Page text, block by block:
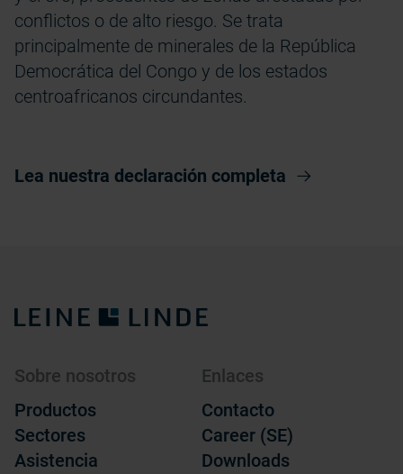
conflictos o de alto riesgo. Se trata
principalmente de minerales de la República
Democrática del Congo y de los estados
centroafricanos circundantes.
Lea nuestra declaración completa
Sobre nosotros
Productos
Sectores
Asistencia
Enlaces
Contacto
Career (SE)
Downloads